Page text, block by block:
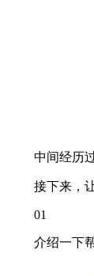
中间经历过
接下来，让
01
介绍一下帮